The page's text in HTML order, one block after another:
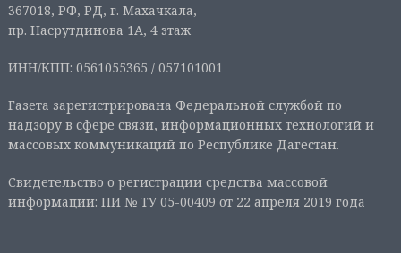
367018, РФ, РД, г. Махачкала,
пр. Насрутдинова 1А, 4 этаж
ИНН/КПП: 0561055365 / 057101001
Газета зарегистрирована Федеральной службой по
надзору в сфере связи, информационных технологий и
массовых коммуникаций по Республике Дагестан.
Свидетельство о регистрации средства массовой
информации: ПИ № ТУ 05-00409 от 22 апреля 2019 года